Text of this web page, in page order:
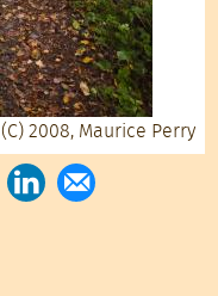
(C) 2008, Maurice Perry